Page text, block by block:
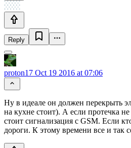
Reply
proton17 Oct 19 2016 at 07:06
Ну в идеале он должен перекрыть
на кухне стоит). А если протечка
стоит сигнализация с GSM. Если
дороги. К этому времени все и так